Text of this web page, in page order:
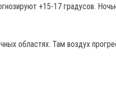
+15-17 градусов.
областях. Там воздух